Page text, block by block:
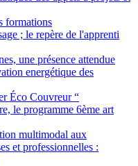
formations
; le repère de l'apprenti
une présence attendue
energétique des
Éco Couvreur “
le programme 6ème art
multimodal aux
et professionnelles :